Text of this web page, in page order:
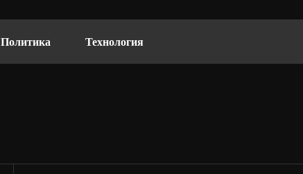
Политика Технология